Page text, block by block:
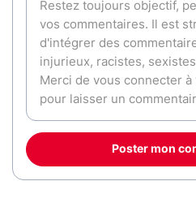
Poster mon